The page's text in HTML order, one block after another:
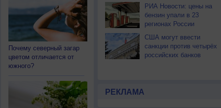
Почему северный загар
цветом отличается от
южного?
РИА Новости: цены на
бензин упали в 23
регионах России
США могут ввести
санкции против четырёх
российских банков
РЕКЛАМА